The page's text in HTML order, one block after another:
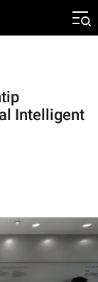
Intelligent